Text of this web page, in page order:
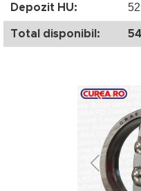
Depozit HU:
Total disponibil: